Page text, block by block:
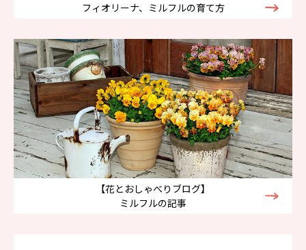
フィオリーナ、ミルフルの育て方
【花とおしゃべりブログ】
ミルフルの記事